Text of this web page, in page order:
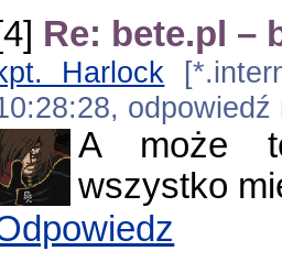
[4] Re: bete.pl –
Harlock
A może
wszystko